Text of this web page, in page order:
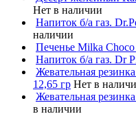
Нет в наличии
Напиток б/а газ.
наличии
Печенье Milka Choco
Напиток б/а газ. Dr
Жевательная
12,65 гр Нет в
Жевательная
в наличии